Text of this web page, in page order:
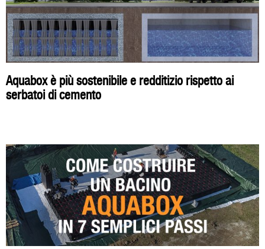
Aquabox è più sostenibile e redditizio rispetto ai
serbatoi di cemento